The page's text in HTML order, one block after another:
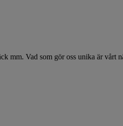
Vad som gör oss unika är vårt